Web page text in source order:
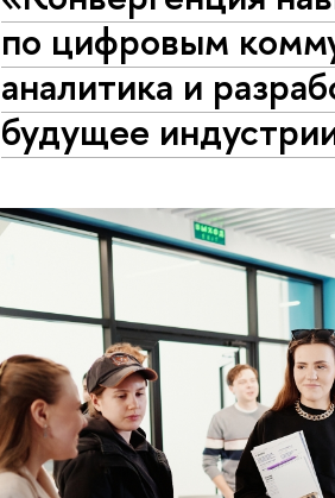
по цифровым
аналитика и
будущее